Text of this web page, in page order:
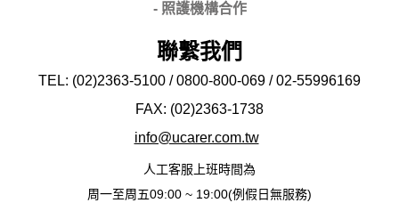
- 照護機構合作
聯繫我們
TEL: (02)2363-5100 / 0800-800-069 / 02-55996169
FAX: (02)2363-1738
info@ucarer.com.tw
人工客服上班時間為
周一至周五09:00 ~ 19:00(例假日無服務)